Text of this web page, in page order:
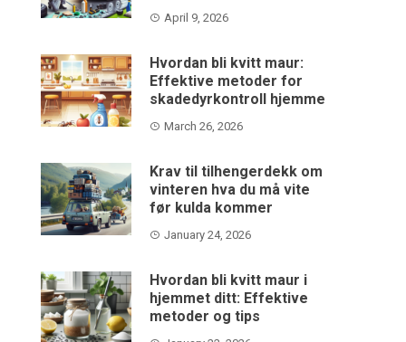
April 9, 2026
Hvordan bli kvitt maur:
Effektive metoder for
skadedyrkontroll hjemme
March 26, 2026
Krav til tilhengerdekk om
vinteren hva du må vite
før kulda kommer
January 24, 2026
Hvordan bli kvitt maur i
hjemmet ditt: Effektive
metoder og tips